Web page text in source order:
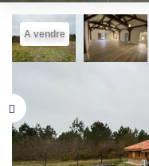
A vendre